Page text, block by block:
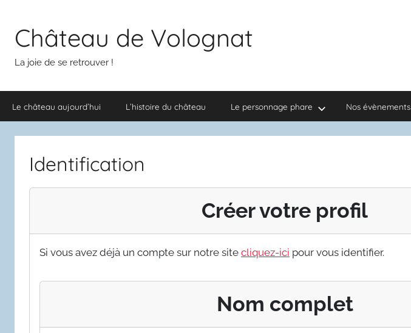
contenuChâteau de Volognat
La joie de se retrouver !
Le château aujourd’hui L’histoire du château Le personnage phare Nos évènements
Identification
Créer votre profil
Si vous avez déjà un compte sur notre site cliquez-ici pour vous identifier.
Nom complet